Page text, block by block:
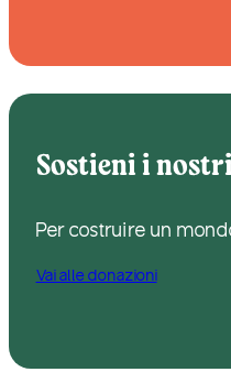
Sostieni i
Per costruire un
Vai alle donazioni